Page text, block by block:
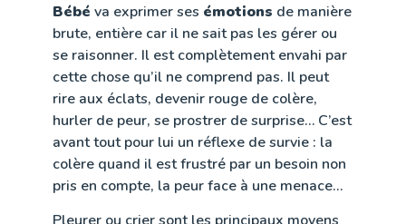
Bébé va exprimer ses émotions de manière
brute, entière car il ne sait pas les gérer ou
se raisonner. Il est complètement envahi par
cette chose qu’il ne comprend pas. Il peut
rire aux éclats, devenir rouge de colère,
hurler de peur, se prostrer de surprise… C’est
avant tout pour lui un réflexe de survie : la
colère quand il est frustré par un besoin non
pris en compte, la peur face à une menace…